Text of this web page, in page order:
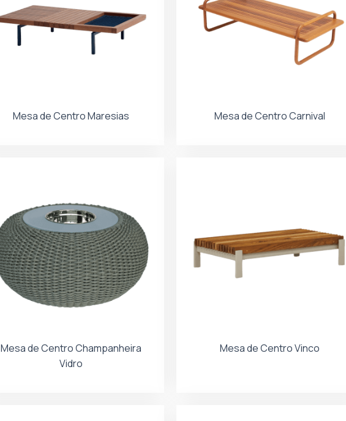
Mesa de Centro Maresias Mesa de Centro Carnival
Mesa de Centro Champanheira
Vidro
Mesa de Centro Vinco